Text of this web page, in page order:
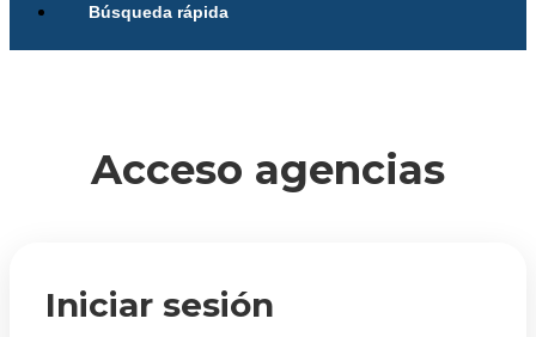
Búsqueda rápida
Acceso agencias
Iniciar sesión